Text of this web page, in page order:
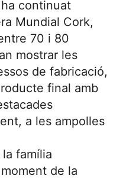
continuat
Mundial Cork,
70 i 80
mostrar les
de fabricació,
final amb
a les ampolles
família
de la